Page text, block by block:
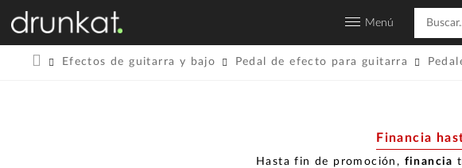
Menú
Efectos de guitarra y bajo Pedal de efecto para guitarra
Financia
Hasta fin de promoción, financia